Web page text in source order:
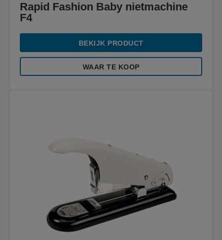
Rapid Fashion Baby nietmachine
F4
BEKIJK PRODUCT
WAAR TE KOOP